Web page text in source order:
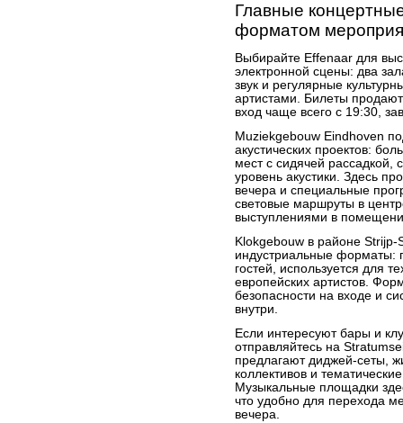
Главные
форматом
Выбирайте Effenaar для
электронной сцены: два
звук и регулярные
артистами. Билеты
вход чаще всего с 19:30,
Muziekgebouw Eindhoven
акустических проектов:
мест с сидячей рассадкой,
уровень акустики. Здесь
вечера и специальные
световые маршруты в
выступлениями в
Klokgebouw в районе
индустриальные форматы:
гостей, используется для
европейских артистов.
безопасности на входе и
внутри.
Если интересуют бары и
отправляйтесь на
предлагают диджей-сеты,
коллективов и
Музыкальные площадки
что удобно для перехода
вечера.